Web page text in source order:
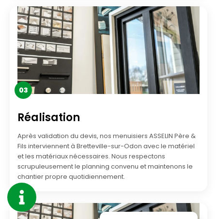
03
Réalisation
Après validation du devis, nos menuisiers ASSELIN Père &
Fils interviennent à Bretteville-sur-Odon avec le matériel
et les matériaux nécessaires. Nous respectons
scrupuleusement le planning convenu et maintenons le
chantier propre quotidiennement.